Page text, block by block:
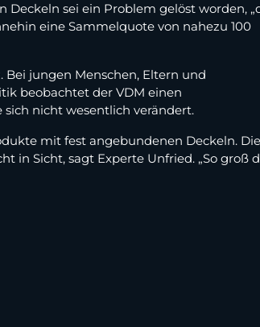
sei ein Problem gelöst worden,
eine Sammelquote von nahezu 100
jungen Menschen, Eltern und
beobachtet der VDM einen
nicht wesentlich verändert.
mit fest angebundenen Deckeln. Die
in Sicht, sagt Experte Unfried. „So groß